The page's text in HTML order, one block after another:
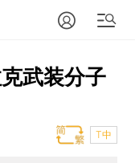
武装分子
T中